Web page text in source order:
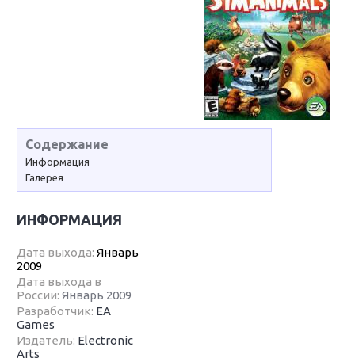
Содержание
Информация
Галерея
ИНФОРМАЦИЯ
Дата выхода:Январь
2009
Дата выхода в
России:Январь 2009
Разработчик: EA
Games
Издатель: Electronic
Arts